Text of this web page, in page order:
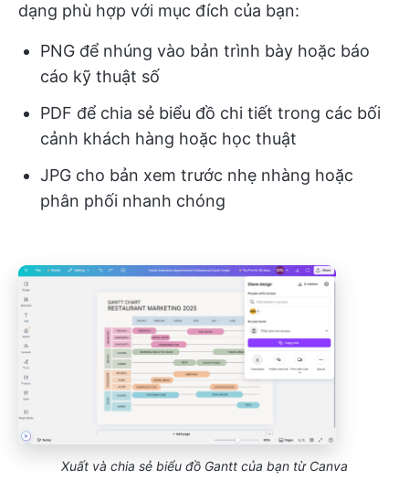
dạng phù hợp với mục đích của bạn:
PNG để nhúng vào bản trình bày hoặc báo
cáo kỹ thuật số
PDF để chia sẻ biểu đồ chi tiết trong các bối
cảnh khách hàng hoặc học thuật
JPG cho bản xem trước nhẹ nhàng hoặc
phân phối nhanh chóng
Xuất và chia sẻ biểu đồ Gantt của bạn từ Canva